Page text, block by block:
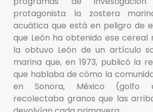
protagonista la zostera
acuática que está en peligro de
que León ha obtenido ese cereal
la obtuvo León de un artículo
marina que, en 1973, publicó la
que hablaba de cómo la
en Sonora, México (golfo
recolectaba granos que las